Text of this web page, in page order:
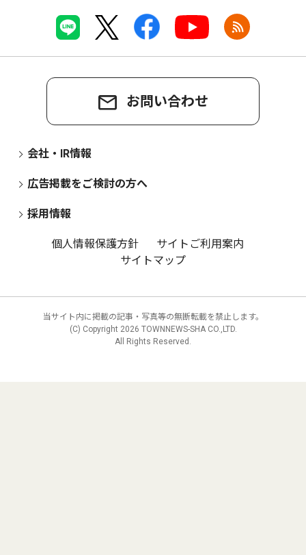
お問い合わせ
会社・IR情報
広告掲載をご検討の方へ
採用情報
個人情報保護方針
サイトご利用案内
サイトマップ
当サイト内に掲載の記事・写真等の無断転載を禁止します。
(C) Copyright 2026 TOWNNEWS-SHA CO.,LTD.
All Rights Reserved.